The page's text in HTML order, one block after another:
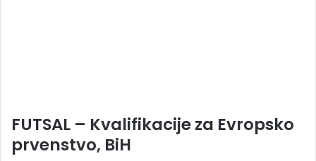
FUTSAL – Kvalifikacije za Evropsko
prvenstvo, BiH